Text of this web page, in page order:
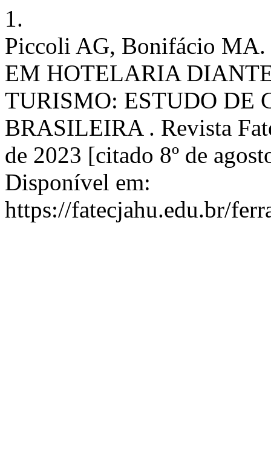
1.
Piccoli AG, Bonifácio
EM HOTELARIA
TURISMO: ESTUDO DE
BRASILEIRA . Revista
de 2023 [citado 8º de
Disponível em:
https://fatecjahu.edu.br/